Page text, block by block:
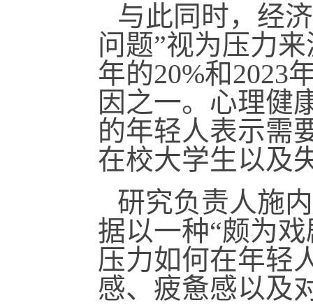
与此同时，经
问题”视为压力
年的20%和2023
因之一。心理健
的年轻人表示需
在校大学生以及
研究负责人施
据以一种“颇为
压力如何在年轻
感、疲惫感以及